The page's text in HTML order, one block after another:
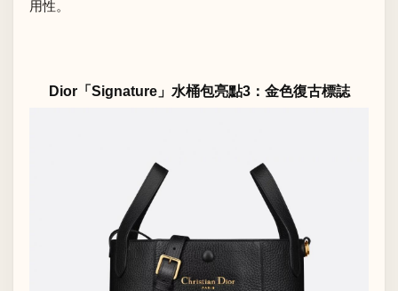
用性。
Dior「Signature」水桶包亮點3：金色復古標誌